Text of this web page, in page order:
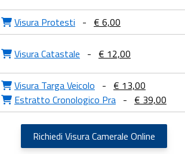
Visura Protesti - € 6,00
Visura Catastale - € 12,00
Visura Targa Veicolo - € 13,00
Estratto Cronologico Pra - € 39,00
Richiedi Visura Camerale Online